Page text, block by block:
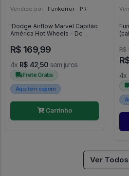
Vendido por: Funkorror - PR
'Dodge Airflow Marvel Capitão
América Hot Wheels - Dc
R$ 169,99
4x R$ 42,50 sem juros
Frete Grátis
Aqui tem cupom
Carrinho
R$
4x
Ver Todos